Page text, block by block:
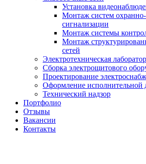
Установка
Монтаж систем
сигнализации
Монтаж системы
Монтаж
сетей
Электротехническая
Сборка электрощитового
Проектирование
Оформление исполнительной
Технический надзор
Портфолио
Отзывы
Вакансии
Контакты